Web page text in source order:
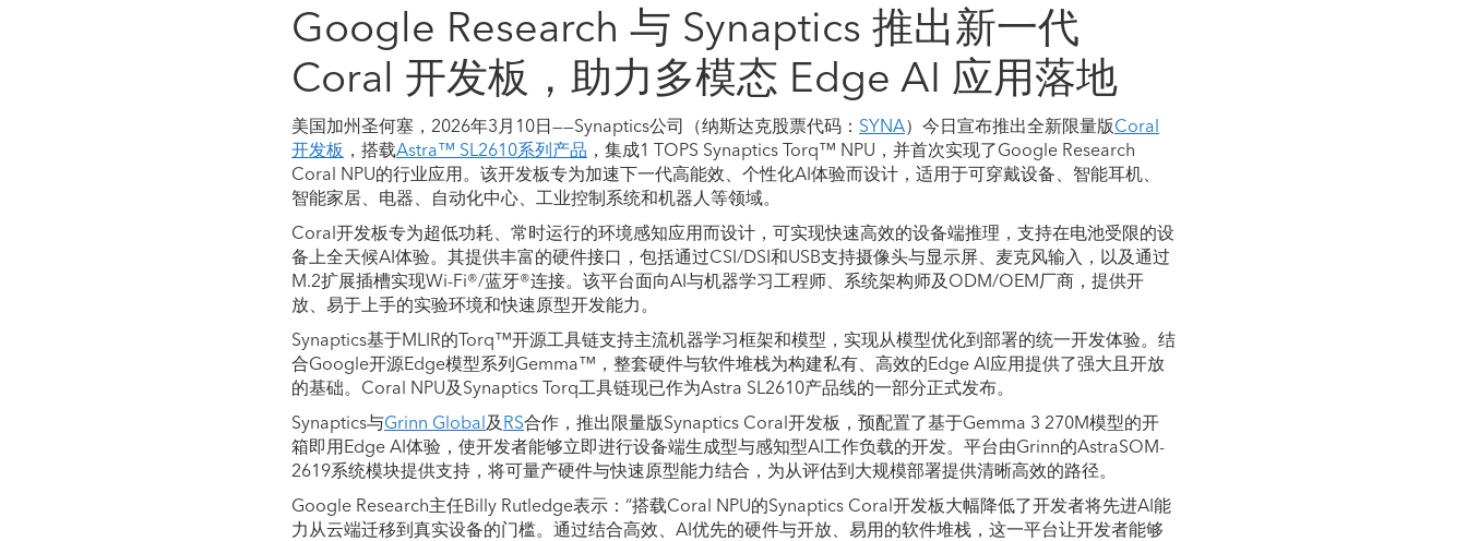
Google Research 与 Synaptics 推出新一代
Coral 开发板，助力多模态 Edge AI 应用落地
美国加州圣何塞，2026年3月10日——Synaptics公司（纳斯达克股票代码： SYNA）今日宣布推出全新限量版Coral
开发板 ，搭载Astra™ SL2610系列产品 ，集成1 TOPS Synaptics Torq™ NPU，并首次实现了Google Research
Coral NPU的行业应用。该开发板专为加速下一代高能效、个性化AI体验而设计，适用于可穿戴设备、智能耳机、
智能家居、电器、自动化中心、工业控制系统和机器人等领域。
Coral开发板专为超低功耗、常时运行的环境感知应用而设计，可实现快速高效的设备端推理，支持在电池受限的设
备上全天候AI体验。其提供丰富的硬件接口，包括通过CSI/DSI和USB支持摄像头与显示屏、麦克风输入，以及通过
M.2扩展插槽实现Wi-Fi®/蓝牙®连接。该平台面向AI与机器学习工程师、系统架构师及ODM/OEM厂商，提供开
放、易于上手的实验环境和快速原型开发能力。
Synaptics基于MLIR的Torq™开源工具链支持主流机器学习框架和模型，实现从模型优化到部署的统一开发体验。结
合Google开源Edge模型系列Gemma™，整套硬件与软件堆栈为构建私有、高效的Edge AI应用提供了强大且开放
的基础。Coral NPU及Synaptics Torq工具链现已作为Astra SL2610产品线的一部分正式发布。
Synaptics与Grinn Global及 RS合作，推出限量版Synaptics Coral开发板，预配置了基于Gemma 3 270M模型的开
箱即用Edge AI体验，使开发者能够立即进行设备端生成型与感知型AI工作负载的开发。平台由Grinn的AstraSOM-
2619系统模块提供支持，将可量产硬件与快速原型能力结合，为从评估到大规模部署提供清晰高效的路径。
Google Research主任Billy Rutledge表示：“搭载Coral NPU的Synaptics Coral开发板大幅降低了开发者将先进AI能
力从云端迁移到真实设备的门槛。通过结合高效、AI优先的硬件与开放、易用的软件堆栈，这一平台让开发者能够